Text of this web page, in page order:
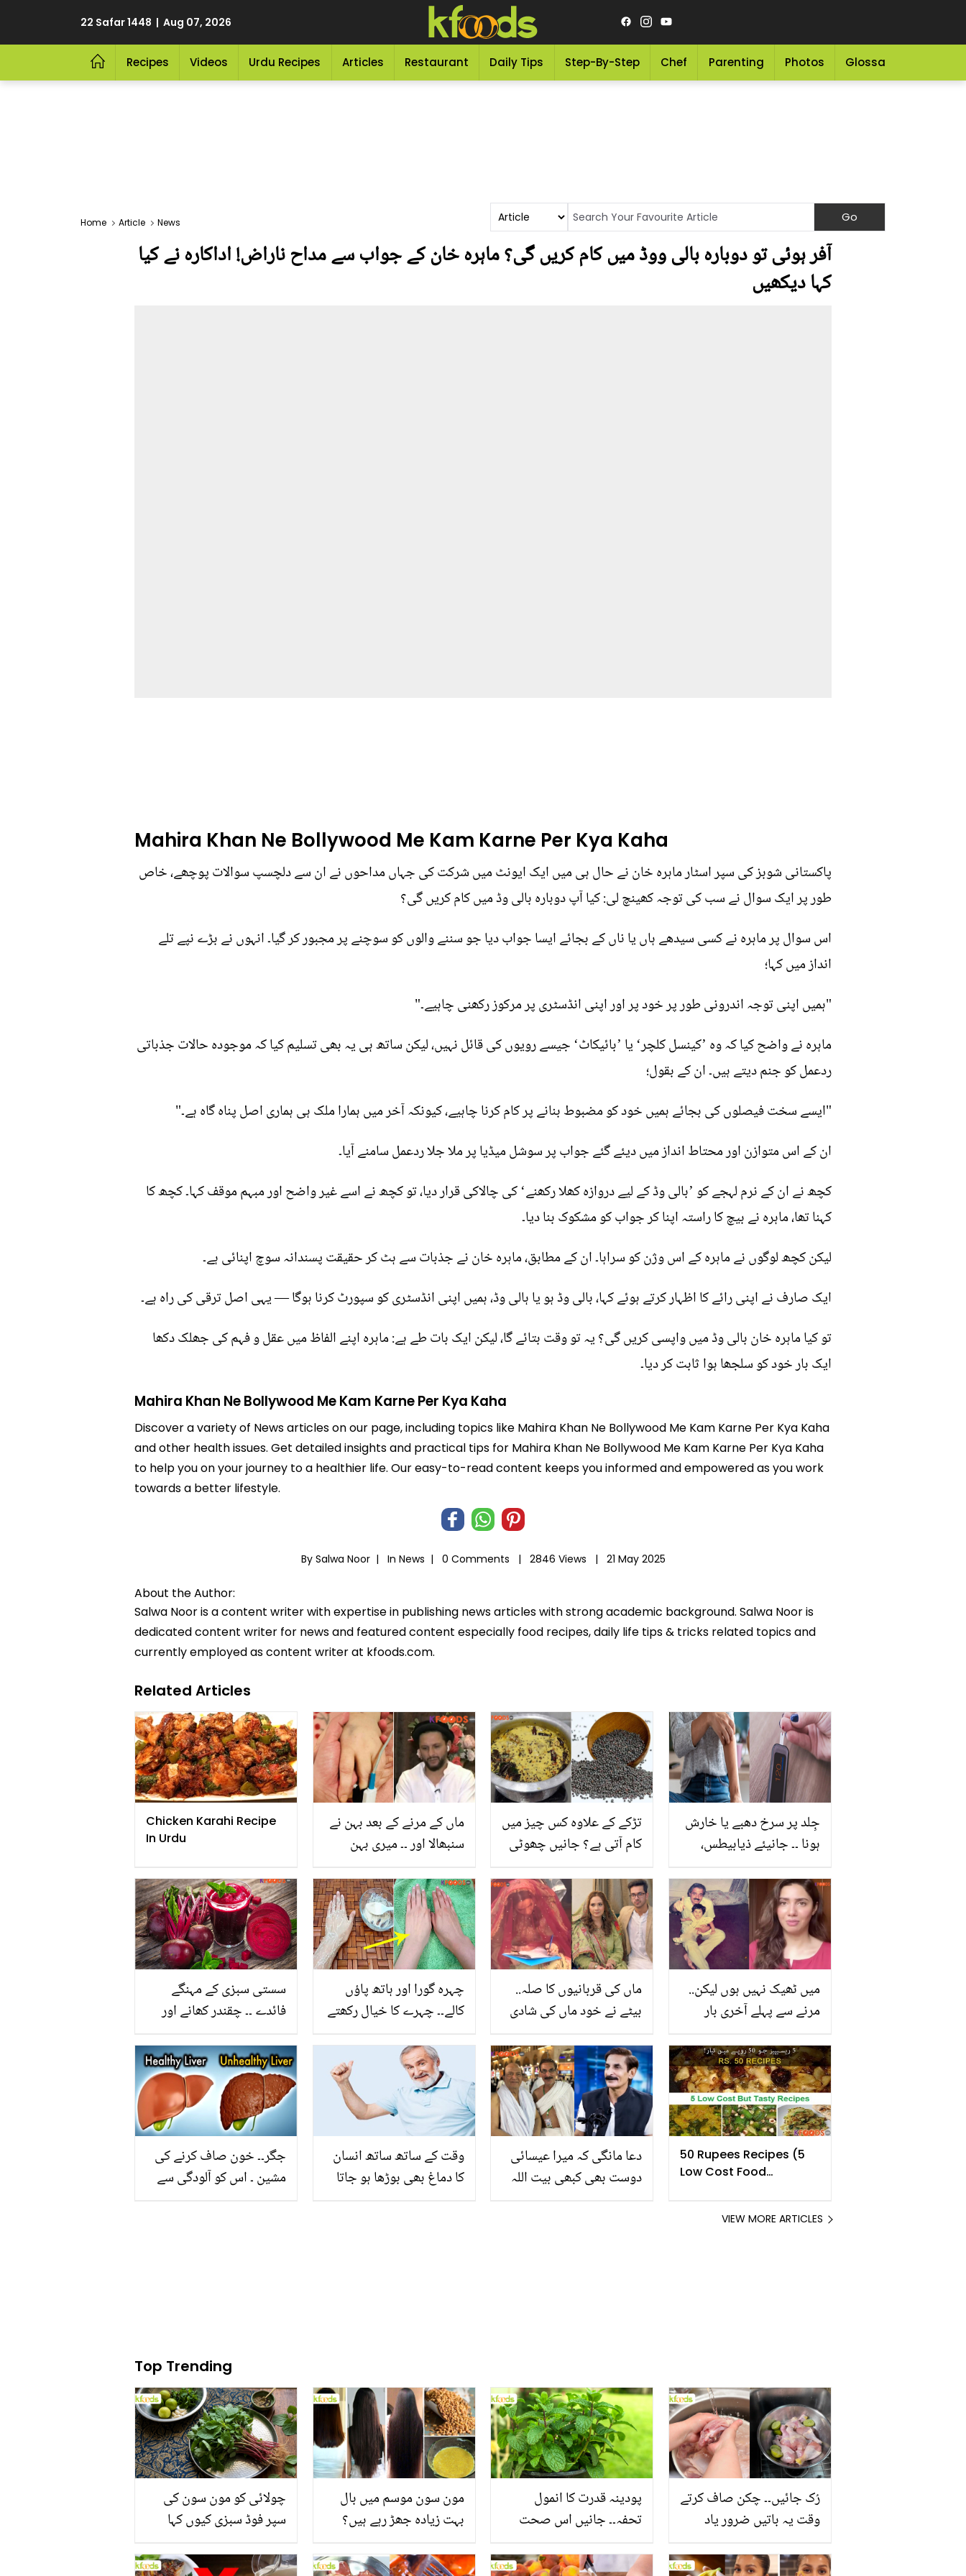
22 Safar 1448 | Aug 07, 2026
Recipes Videos Urdu Recipes Articles Restaurant Daily Tips Step-By-Step Chef Parenting Photos Glossary
Home Article News
آفر ہوئی تو دوبارہ بالی ووڈ میں کام کریں گی؟ ماہرہ خان کے جواب سے مداح ناراض! اداکارہ نے کیا
کہا دیکھیں
Mahira Khan Ne Bollywood Me Kam Karne Per Kya Kaha
پاکستانی شوبز کی سپر اسٹار ماہرہ خان نے حال ہی میں ایک ایونٹ میں شرکت کی جہاں مداحوں نے ان سے دلچسپ سوالات پوچھے، خاص
طور پر ایک سوال نے سب کی توجہ کھینچ لی: کیا آپ دوبارہ بالی وڈ میں کام کریں گی؟
اس سوال پر ماہرہ نے کسی سیدھے ہاں یا ناں کے بجائے ایسا جواب دیا جو سننے والوں کو سوچنے پر مجبور کر گیا۔ انہوں نے بڑے نپے تلے
انداز میں کہا؛
"ہمیں اپنی توجہ اندرونی طور پر خود پر اور اپنی انڈسٹری پر مرکوز رکھنی چاہیے۔"
ماہرہ نے واضح کیا کہ وہ ’کینسل کلچر‘ یا ’بائیکاٹ‘ جیسے رویوں کی قائل نہیں، لیکن ساتھ ہی یہ بھی تسلیم کیا کہ موجودہ حالات جذباتی
ردعمل کو جنم دیتے ہیں۔ ان کے بقول؛
"ایسے سخت فیصلوں کی بجائے ہمیں خود کو مضبوط بنانے پر کام کرنا چاہیے، کیونکہ آخر میں ہمارا ملک ہی ہماری اصل پناہ گاہ ہے۔"
ان کے اس متوازن اور محتاط انداز میں دیئے گئے جواب پر سوشل میڈیا پر ملا جلا ردعمل سامنے آیا۔
کچھ نے ان کے نرم لہجے کو ’بالی وڈ کے لیے دروازہ کھلا رکھنے‘ کی چالاکی قرار دیا، تو کچھ نے اسے غیر واضح اور مبہم موقف کہا۔ کچھ کا
کہنا تھا، ماہرہ نے بیچ کا راستہ اپنا کر جواب کو مشکوک بنا دیا۔
لیکن کچھ لوگوں نے ماہرہ کے اس وژن کو سراہا۔ ان کے مطابق، ماہرہ خان نے جذبات سے ہٹ کر حقیقت پسندانہ سوچ اپنائی ہے۔
ایک صارف نے اپنی رائے کا اظہار کرتے ہوئے کہا، بالی وڈ ہو یا ہالی وڈ، ہمیں اپنی انڈسٹری کو سپورٹ کرنا ہوگا — یہی اصل ترقی کی راہ ہے۔
تو کیا ماہرہ خان بالی وڈ میں واپسی کریں گی؟ یہ تو وقت بتائے گا، لیکن ایک بات طے ہے: ماہرہ اپنے الفاظ میں عقل و فہم کی جھلک دکھا
ایک بار خود کو سلجھا ہوا ثابت کر دیا۔
Mahira Khan Ne Bollywood Me Kam Karne Per Kya Kaha
Discover a variety of News articles on our page, including topics like Mahira Khan Ne Bollywood Me Kam Karne Per Kya Kaha
and other health issues. Get detailed insights and practical tips for Mahira Khan Ne Bollywood Me Kam Karne Per Kya Kaha
to help you on your journey to a healthier life. Our easy-to-read content keeps you informed and empowered as you work
towards a better lifestyle.
By Salwa Noor | In News | 0 Comments | 2846 Views | 21 May 2025
About the Author:
Salwa Noor is a content writer with expertise in publishing news articles with strong academic background. Salwa Noor is
dedicated content writer for news and featured content especially food recipes, daily life tips & tricks related topics and
currently employed as content writer at kfoods.com.
Related Articles
Chicken Karahi Recipe
In Urdu
ماں کے مرنے کے بعد بہن نے
سنبھالا اور ۔۔ میری بہن
مجھ سے بچھڑ گئی، شاہد
آفریدی نے بہن کو یاد کرتے
ہوئے ایسا کیا کہہ دیا ہر
بھائی رو پڑے
تڑکے کے علاوہ کس چیز میں
کام آتی ہے؟ جانیں چھوٹی
فائدے جو کئی بیماریوں سے
نجات دیں
جِلد پر سرخ دھبے یا خارش
ہونا ۔۔ جانیئے ذیابیطس،
علامات جو جِلد پر ظاہر
ہوتی ہیں
سستی سبزی کے مہنگے
فائدے ۔۔ چقندر کھانے اور
سی بیماری سے بچا جاسکتا
ہے
چہرہ گورا اور ہاتھ پاؤں
کالے۔۔ چہرے کا خیال رکھتے
نظر انداز نہ کریں بلکہ
جانیں ان کو گورا اور
خوبصورت بنانے کا آسان
طریقہ کیا ہے؟
ماں کی قربانیوں کا صلہ..
بیٹے نے خود ماں کی شادی
میں ٹھیک نہیں ہوں لیکن..
مرنے سے پہلے آخری بار
تھی؟ ماہرہ خان نے اسکرین
شاٹ شئیر کردیا
جگر۔۔ خون صاف کرنے کی
مشین ۔ اس کو آلودگی سے
وقت کے ساتھ ساتھ انسان
کا دماغ بھی بوڑھا ہو جاتا
دعا مانگی کہ میرا عیسائی
دوست بھی کبھی بیت اللہ
50 Rupees Recipes (5
Low Cost Food
VIEW MORE ARTICLES
Top Trending
چولائی کو مون سون کی
سپر فوڈ سبزی کیوں کہا
منرلز اور اینٹی آکسیڈنٹس
مون سون موسم میں بال
بہت زیادہ جھڑ رہے ہیں؟
بنانے کے چند قدرتی طریقے
پودینہ قدرت کا انمول
تحفہ۔۔ جانیں اس صحت
انگیز طبی فوائد
رُک جائیں۔۔ چکن صاف کرتے
وقت یہ باتیں ضرور یاد